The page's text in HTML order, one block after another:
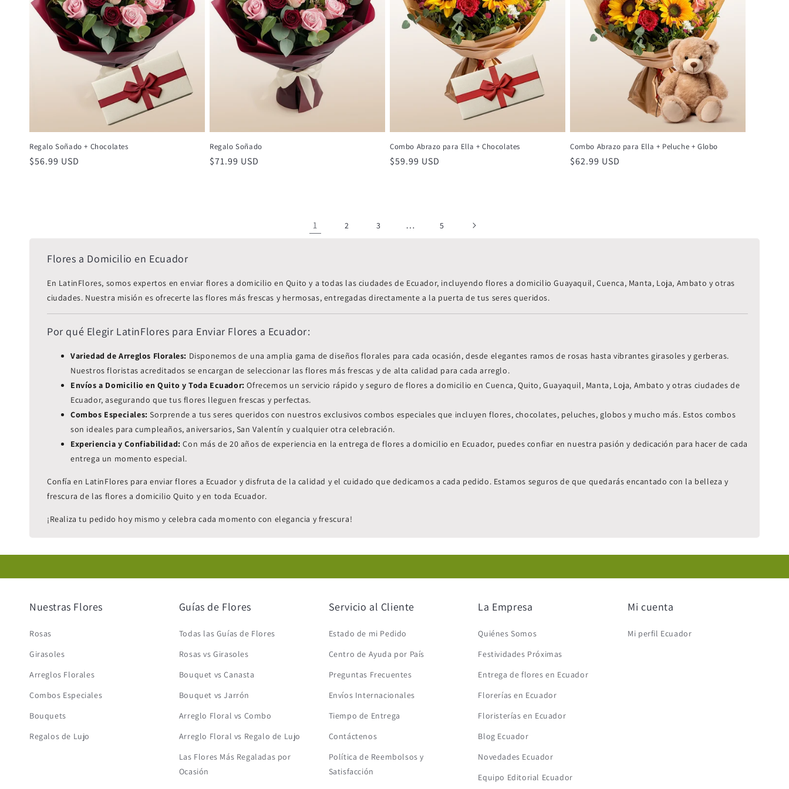
Regalo Soñado + Chocolates
Precio
$56.99 USD
Regalo Soñado
Precio
$71.99 USD
Combo Abrazo para Ella + Chocolates
Precio
$59.99 USD
Combo Abrazo para Ella + Peluche + Globo
Precio
$62.99 USD
1 2 3 … 5
Flores a Domicilio en Ecuador
En LatinFlores, somos expertos en enviar flores a domicilio en Quito y a todas las ciudades de Ecuador, incluyendo flores a domicilio Guayaquil, Cuenca, Manta, Loja, Ambato y otras
ciudades. Nuestra misión es ofrecerte las flores más frescas y hermosas, entregadas directamente a la puerta de tus seres queridos.
Por qué Elegir LatinFlores para Enviar Flores a Ecuador:
Variedad de Arreglos Florales: Disponemos de una amplia gama de diseños florales para cada ocasión, desde elegantes ramos de rosas hasta vibrantes girasoles y gerberas.
Nuestros floristas acreditados se encargan de seleccionar las flores más frescas y de alta calidad para cada arreglo.
Envíos a Domicilio en Quito y Toda Ecuador: Ofrecemos un servicio rápido y seguro de flores a domicilio enCuenca, Quito, Guayaquil, Manta, Loja, Ambato y otras ciudades de
Ecuador, asegurando que tus flores lleguen frescas y perfectas.
Combos Especiales: Sorprende a tus seres queridos con nuestros exclusivos combos especiales que incluyen flores, chocolates, peluches, globos y mucho más. Estos combos
son ideales para cumpleaños, aniversarios, San Valentín y cualquier otra celebración.
Experiencia y Confiabilidad: Con más de 20 años de experiencia en la entrega de flores a domicilio en Ecuador, puedes confiar en nuestra pasión y dedicación para hacer de cada
entrega un momento especial.
Confía en LatinFlores para enviar flores a Ecuador y disfruta de la calidad y el cuidado que dedicamos a cada pedido. Estamos seguros de que quedarás encantado con la belleza y
frescura de las flores a domicilio Quito y en toda Ecuador.
¡Realiza tu pedido hoy mismo y celebra cada momento con elegancia y frescura!
Nuestras Flores
Rosas
Girasoles
Arreglos Florales
Combos Especiales
Bouquets
Regalos de Lujo
Guías de Flores
Todas las Guías de Flores
Rosas vs Girasoles
Bouquet vs Canasta
Bouquet vs Jarrón
Arreglo Floral vs Combo
Arreglo Floral vs Regalo de Lujo
Las Flores Más Regaladas por
Ocasión
Servicio al Cliente
Estado de mi Pedido
Centro de Ayuda por País
Preguntas Frecuentes
Envíos Internacionales
Tiempo de Entrega
Contáctenos
Política de Reembolsos y
Satisfacción
La Empresa
Quiénes Somos
Festividades Próximas
Entrega de flores en Ecuador
Florerías en Ecuador
Floristerías en Ecuador
Blog Ecuador
Novedades Ecuador
Equipo Editorial Ecuador
Mi cuenta
Mi perfil Ecuador